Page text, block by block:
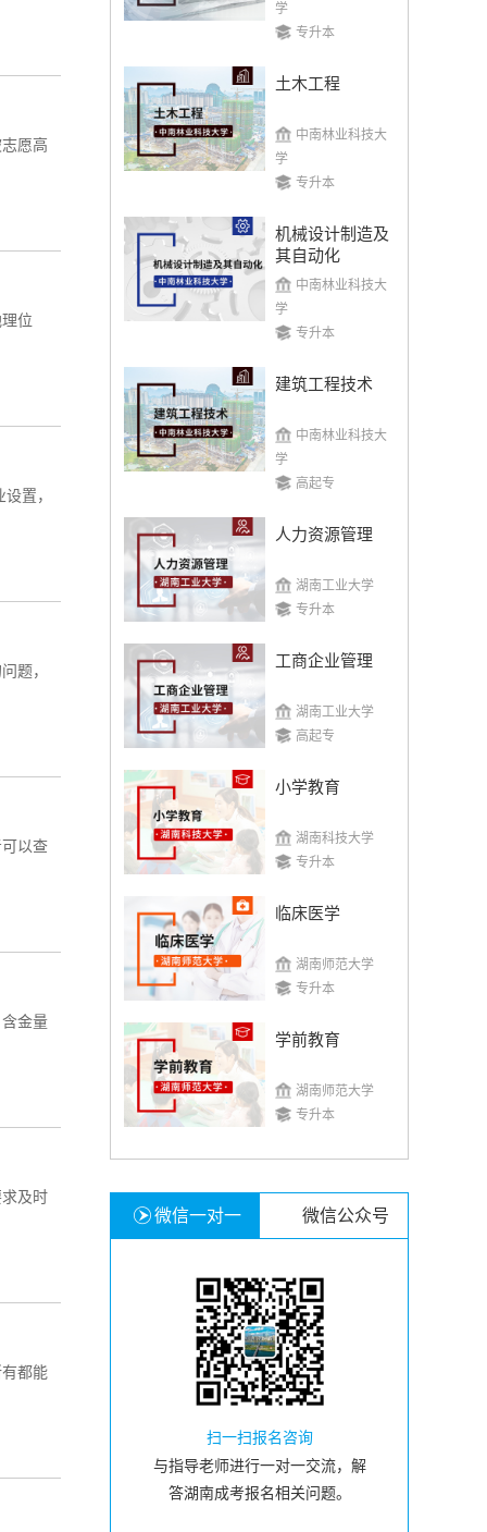
愿高
位
置，
题，
以查
金量
及时
都能
学
专升本
土木工程
中南林业科技大
学
专升本
机械设计制造及
其自动化
中南林业科技大
学
专升本
建筑工程技术
中南林业科技大
学
高起专
人力资源管理
湖南工业大学
专升本
工商企业管理
湖南工业大学
高起专
小学教育
湖南科技大学
专升本
临床医学
湖南师范大学
专升本
学前教育
湖南师范大学
专升本
微信一对一 微信公众号
扫一扫报名咨询
与指导老师进行一对一交流，解
答湖南成考报名相关问题。